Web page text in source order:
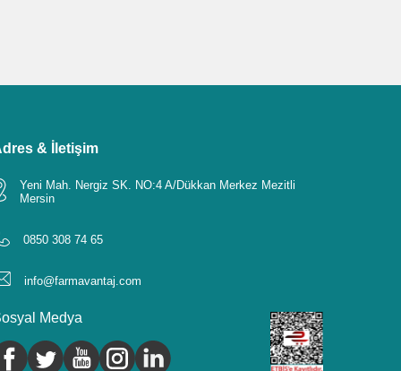
& İletişim
Yeni Mah. Nergiz SK. NO:4 A/Dükkan Merkez Mezitli
Mersin
0850 308 74 65
info@farmavantaj.com
Medya